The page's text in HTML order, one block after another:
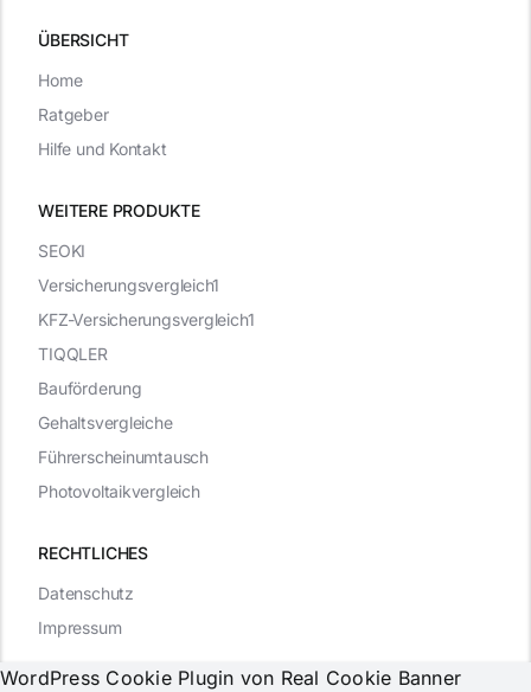
ÜBERSICHT
WEITERE PRODUKTE
RECHTLICHES
Datenschutz
Impressum
SEOKI
Versicherungsvergleich1
KFZ-Versicherungsvergleich1
TIQQLER
Bauförderung
Gehaltsvergleiche
Führerscheinumtausch
Photovoltaikvergleich
Home
Ratgeber
Hilfe und Kontakt
WordPress Cookie Plugin von Real Cookie Banner